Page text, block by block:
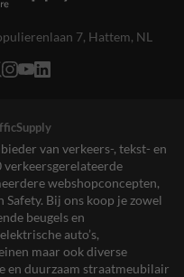
7, Hattem, NL
van verkeers-, tekst- en
webshopconcepten,
Bij ons koop je zowel
beugels en
auto’s,
maar ook diverse
en duurzaam straatmeubilair